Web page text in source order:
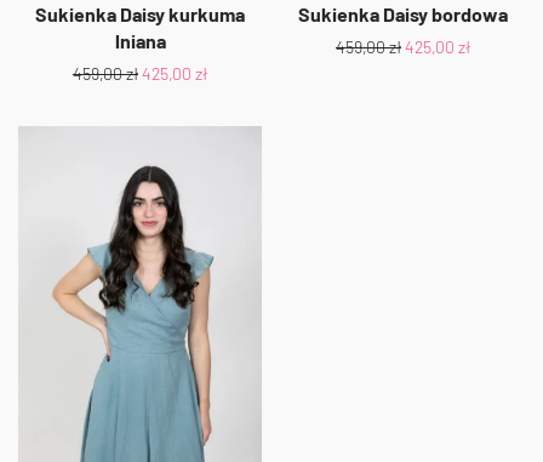
Sukienka Daisy kurkuma
lniana
459,00zł425,00 zł
Sukienka Daisy bordowa
459,00zł425,00 zł